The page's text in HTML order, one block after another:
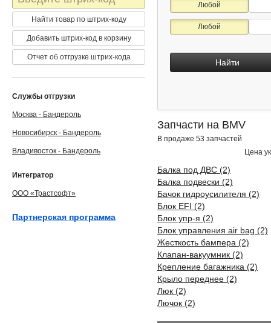
Любой
Любой
Найти
Запчасти на BMV
В продаже 53 запчастей
Цена
Балка под ДВС (2)
Балка подвески (2)
Бачок гидроусилителя (2)
Блок EFI (2)
Блок упр-я (2)
Блок управления air bag (2)
Жесткость бампера (2)
Клапан-вакуумник (2)
Крепление багажника (2)
Крыло переднее (2)
Люк (2)
Лючок (2)
код
Найти товар по штрих-коду
Добавить штрих-код в корзину
Отчет об отгрузке штрих-кода
Службы отгрузки
Москва - Бандероль
Новосибирск - Бандероль
Владивосток - Бандероль
Интегратор
ООО «Трастсофт»
Партнерская программа